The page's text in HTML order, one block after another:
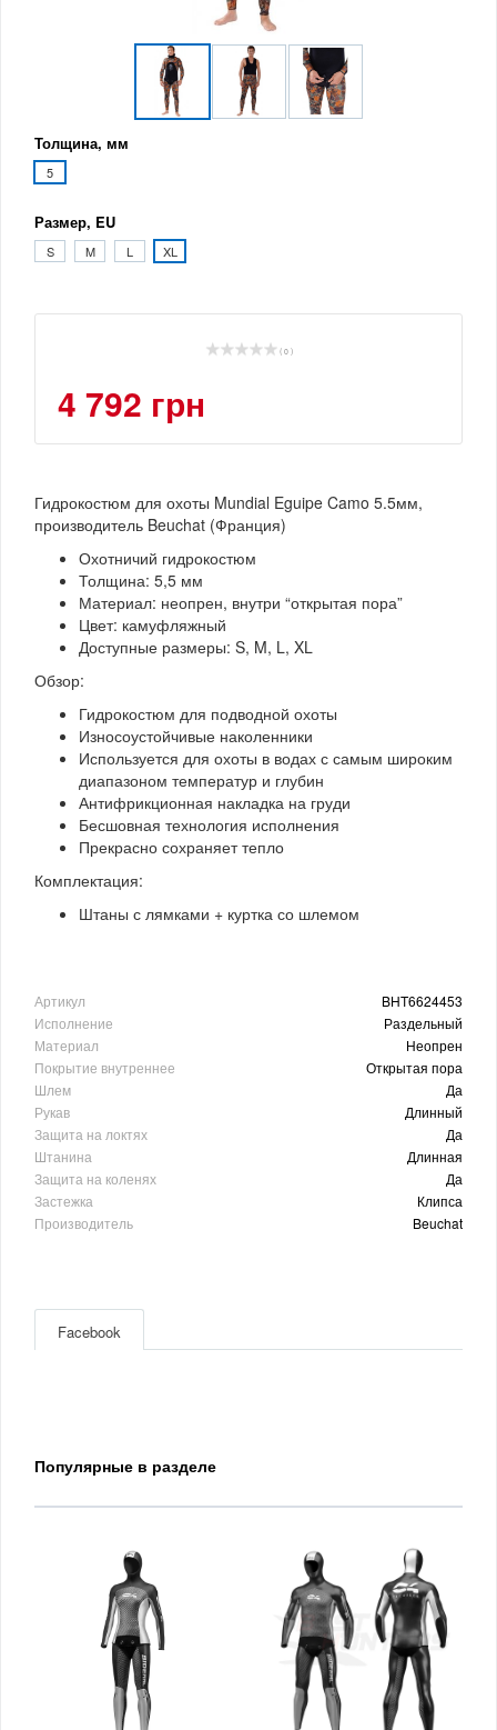
Толщина, мм
5
Размер, EU
S M L XL
( 0 )
4 792 грн
Гидрокостюм для охоты Mundial Eguipe Camo 5.5мм,
производитель Beuchat (Франция)
Охотничий гидрокостюм
Толщина: 5,5 мм
Материал: неопрен, внутри “открытая пора”
Цвет: камуфляжный
Доступные размеры: S, M, L, XL
Обзор:
Гидрокостюм для подводной охоты
Износоустойчивые наколенники
Используется для охоты в водах с самым широким
диапазоном температур и глубин
Антифрикционная накладка на груди
Бесшовная технология исполнения
Прекрасно сохраняет тепло
Комплектация:
Штаны с лямками + куртка со шлемом
Артикул
BHT6624453
Исполнение
Раздельный
Материал
Неопрен
Покрытие внутреннее
Открытая пора
Шлем
Да
Рукав
Длинный
Защита на локтях
Да
Штанина
Длинная
Защита на коленях
Да
Застежка
Клипса
Производитель
Beuchat
Facebook
Популярные в разделе